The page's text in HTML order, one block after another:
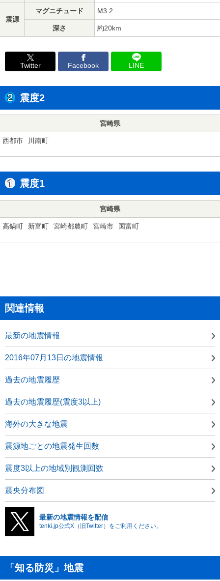
震源
マグニチュード M3.2
深さ 約20km
Twitter Facebook LINE
震度2
宮崎県
西都市 川南町
震度1
宮崎県
高鍋町 新富町 宮崎都農町 宮崎市 国富町
関連情報
最新の地震情報
2016年07月13日の地震情報
過去の地震履歴
過去の地震履歴(震度3以上)
海外の大きな地震
震源地ごとの地震発生回数
震度3以上の地域別観測回数
震央分布図
最新の地震情報を配信
tenki.jp公式X（旧Twitter）をご利用ください。
「知る防災」地震